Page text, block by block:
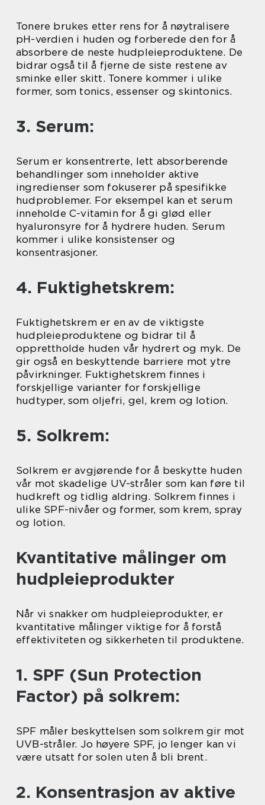
Tonere brukes etter rens for å nøytralisere
pH-verdien i huden og forberede den for å
absorbere de neste hudpleieproduktene. De
bidrar også til å fjerne de siste restene av
sminke eller skitt. Tonere kommer i ulike
former, som tonics, essenser og skintonics.
3. Serum:
Serum er konsentrerte, lett absorberende
behandlinger som inneholder aktive
ingredienser som fokuserer på spesifikke
hudproblemer. For eksempel kan et serum
inneholde C-vitamin for å gi glød eller
hyaluronsyre for å hydrere huden. Serum
kommer i ulike konsistenser og
konsentrasjoner.
4. Fuktighetskrem:
Fuktighetskrem er en av de viktigste
hudpleieproduktene og bidrar til å
opprettholde huden vår hydrert og myk. De
gir også en beskyttende barriere mot ytre
påvirkninger. Fuktighetskrem finnes i
forskjellige varianter for forskjellige
hudtyper, som oljefri, gel, krem og lotion.
5. Solkrem:
Solkrem er avgjørende for å beskytte huden
vår mot skadelige UV-stråler som kan føre til
hudkreft og tidlig aldring. Solkrem finnes i
ulike SPF-nivåer og former, som krem, spray
og lotion.
Kvantitative målinger om
hudpleieprodukter
Når vi snakker om hudpleieprodukter, er
kvantitative målinger viktige for å forstå
effektiviteten og sikkerheten til produktene.
1. SPF (Sun Protection
Factor) på solkrem:
SPF måler beskyttelsen som solkrem gir mot
UVB-stråler. Jo høyere SPF, jo lenger kan vi
være utsatt for solen uten å bli brent.
2. Konsentrasjon av aktive